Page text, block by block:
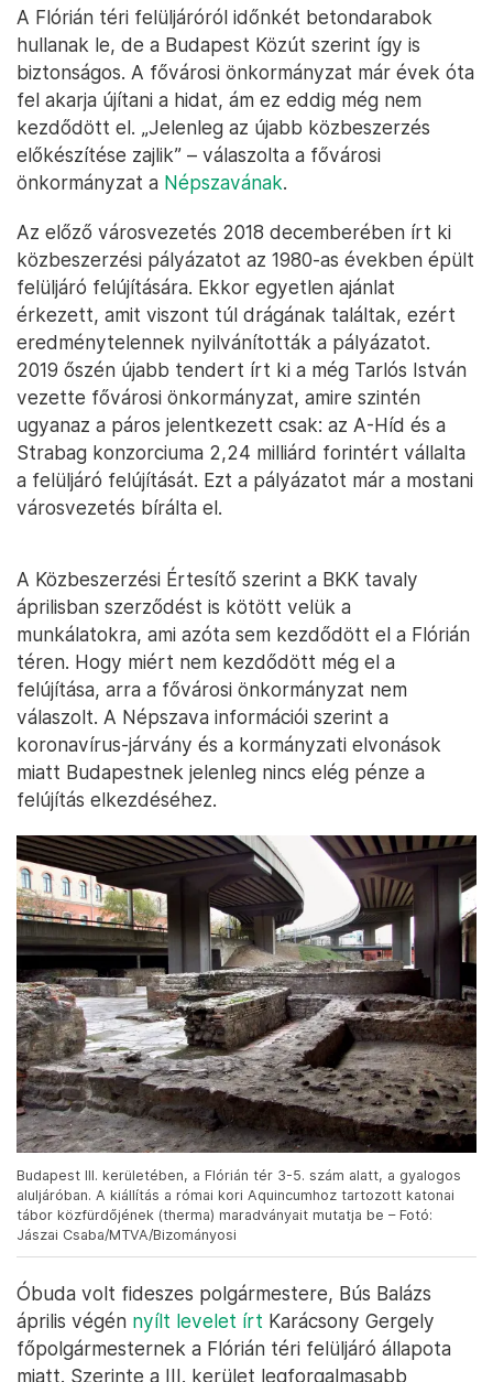
A Flórián téri felüljáróról időnkét betondarabok
hullanak le, de a Budapest Közút szerint így is
biztonságos. A fővárosi önkormányzat már évek óta
fel akarja újítani a hidat, ám ez eddig még nem
kezdődött el. „Jelenleg az újabb közbeszerzés
előkészítése zajlik” – válaszolta a fővárosi
önkormányzat a Népszavának.
Az előző városvezetés 2018 decemberében írt ki
közbeszerzési pályázatot az 1980-as években épült
felüljáró felújítására. Ekkor egyetlen ajánlat
érkezett, amit viszont túl drágának találtak, ezért
eredménytelennek nyilvánították a pályázatot.
2019 őszén újabb tendert írt ki a még Tarlós István
vezette fővárosi önkormányzat, amire szintén
ugyanaz a páros jelentkezett csak: az A-Híd és a
Strabag konzorciuma 2,24 milliárd forintért vállalta
a felüljáró felújítását. Ezt a pályázatot már a mostani
városvezetés bírálta el.
A Közbeszerzési Értesítő szerint a BKK tavaly
áprilisban szerződést is kötött velük a
munkálatokra, ami azóta sem kezdődött el a Flórián
téren. Hogy miért nem kezdődött még el a
felújítása, arra a fővárosi önkormányzat nem
válaszolt. A Népszava információi szerint a
koronavírus-járvány és a kormányzati elvonások
miatt Budapestnek jelenleg nincs elég pénze a
felújítás elkezdéséhez.
Budapest III. kerületében, a Flórián tér 3-5. szám alatt, a gyalogos
aluljáróban. A kiállítás a római kori Aquincumhoz tartozott katonai
tábor közfürdőjének (therma) maradványait mutatja be – Fotó:
Jászai Csaba/MTVA/Bizományosi
Óbuda volt fideszes polgármestere, Bús Balázs
április végén nyílt levelet írt Karácsony Gergely
főpolgármesternek a Flórián téri felüljáró állapota
miatt. Szerinte a III. kerület legforgalmasabb